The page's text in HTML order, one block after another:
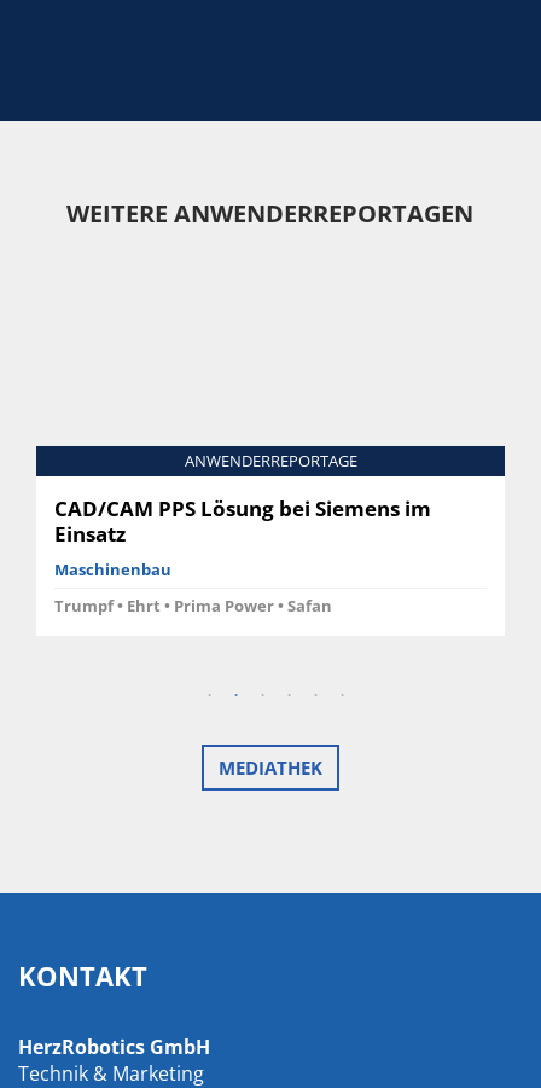
WEITERE ANWENDERREPORTAGEN
ANWENDERREPORTAGE
CAD/CAM PPS Lösung bei Siemens im
Einsatz
Maschinenbau
Trumpf • Ehrt • Prima Power • Safan
MEDIATHEK
KONTAKT
HerzRobotics GmbH
Technik & Marketing